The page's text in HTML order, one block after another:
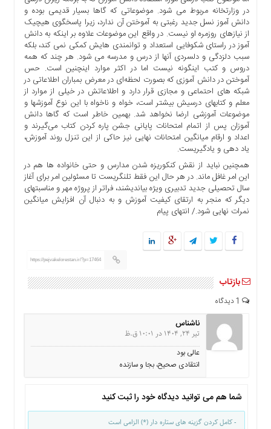
در وزارتخانه مربوط می شود. موضوعاتی که گاها بسیار قدیمی بوده و
دانش آموز نسل جدید رغبتی به آموختن آن ندارد، زیرا پاسخگوی هیچیک
از نیازهای روزمره او نیست. در واقع این موضوعات علاوه بر اینکه به دانش
آموز در راستای شکوفایی استعداد و توانمندی هایش کمکی نمی کند، بلکه
سبب دلزدگی و دلسردی آنها از درس و مدرسه می شود. هر چند که همه
دروس و کتب اینگونه نیست اما در اکثر موارد اینچنین است. حس
آموختن در دانش آموزی که بصورت لحظه‌ای در معرض بمباران اطلاعاتی در
شبکه های احتماعی و مجازی قرار دارد و اطلاعاتش در خیلی از موارد از
معلم و کتابهای درسیش بیشتر است، خواه و ناخواه با این نوع آموزشها و
موضوعات آموزشی ارضا نخواهد شد. بهمین خاطر است که گاها دانش
آموزان پس از اتمام امتحانات پایانی جشن پاره کردن کتاب می‌گیرند و
اعداد و ارقام میانگین امتحانات نهایی نیز حاکی از این تنزل روند آموزش،
یاد دهی و یادگیریست.
همچنین نباید از نقش کنکوریزه شدن مدارس و حتی خانواده ها هم در
این امر غافل ماند. در هر حال این فقط تلنگریست تا مسئولین امر برای آغاز
سال تحصیلی جدید تدبیری ویژه بیاندیشند، فراتر از پروژه مهر و مناسبتهای
دیگر که منجر به ارتقای کیفیت آموزش و به دنبال آن افزایش میانگین
نمرات نهایی شود./ انتهای پیام
https://pejvakelorestan.ir/?p=17464
بازتاب
ناشناس
تیر 24, 1404 در 10:01 ق.ظ
عالی بود
انتقادی صحیح، بجا و سازنده
شما هم می توانید دیدگاه خود را ثبت کنید
- کامل کردن گزینه های ستاره دار (*) الزامی است